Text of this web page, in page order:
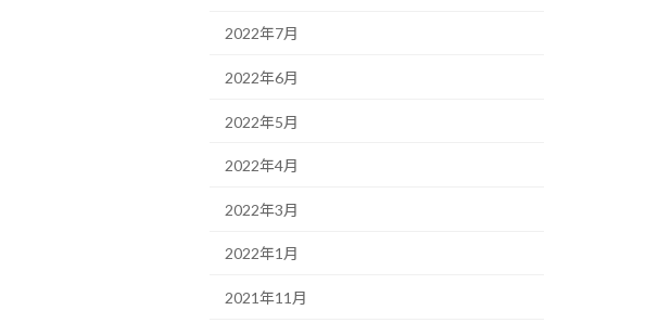
2022年7月
2022年6月
2022年5月
2022年4月
2022年3月
2022年1月
2021年11月